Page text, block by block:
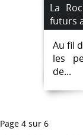
La
futurs
Au fil
les
de...
Page 4 sur 6